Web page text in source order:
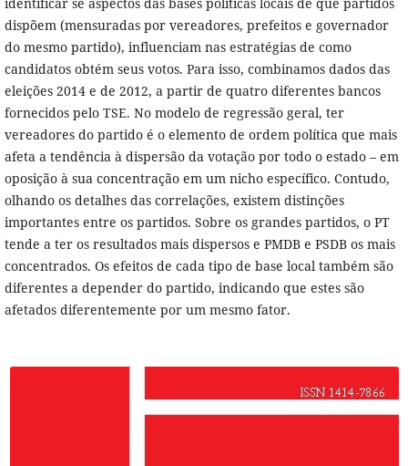
dispõem (mensuradas por vereado­res, prefeitos e governador
do mesmo partido), influenciam nas estratégias de como
candidatos obtém seus votos. Para isso, combinamos dados das
eleições 2014 e de 2012, a partir de quatro diferentes bancos
fornecidos pelo TSE. No modelo de re­gressão geral, ter
vereadores do partido é o elemento de ordem política que mais
afeta a tendência à dispersão da votação por todo o estado – em
oposição à sua concentração em um nicho específico. Contudo,
olhando os detalhes das correla­ções, existem distinções
importantes entre os partidos. Sobre os grandes partidos, o PT
tende a ter os resultados mais dispersos e PMDB e PSDB os mais
concen­trados. Os efeitos de cada tipo de base local também são
diferentes a depender do partido, indicando que estes são
afetados diferentemente por um mesmo fator.